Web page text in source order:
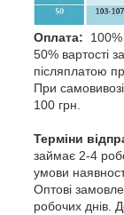
Оплата:
50% вартості
післяплатою
При
100 грн.
Терміни
займає 2-4
умови
Оптові
робочих днів.